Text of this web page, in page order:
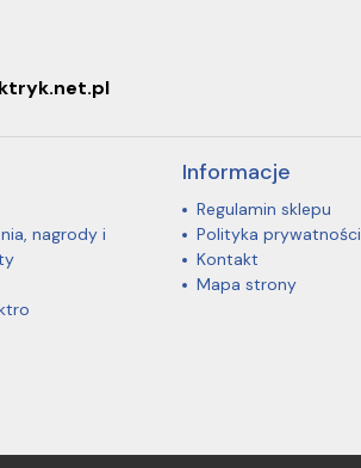
nagrody i
Informacje
Regulamin sklepu
Polityka prywatności
Kontakt
Mapa strony